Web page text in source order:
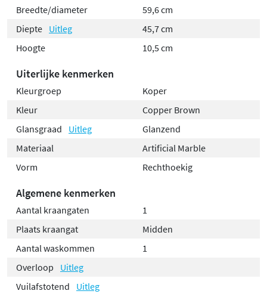
Breedte/diameter
59,6 cm
Diepte Uitleg
45,7 cm
Hoogte
10,5 cm
Uiterlijke kenmerken
Kleurgroep
Koper
Kleur
Copper Brown
Glansgraad
Uitleg
Glanzend
Materiaal
Artificial Marble
Vorm
Rechthoekig
Algemene kenmerken
Aantal kraangaten
1
Plaats kraangat
Midden
Aantal waskommen
1
Overloop
Uitleg
Vuilafstotend
Uitleg